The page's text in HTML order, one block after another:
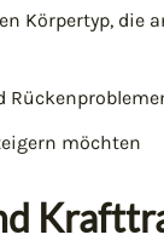
Körpertyp, die
möchten